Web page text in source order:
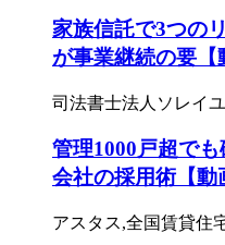
家族信託で3つの
が事業継続の要【
司法書士法人ソレイユ
管理1000戸超で
会社の採用術【動
アスタス,全国賃貸住